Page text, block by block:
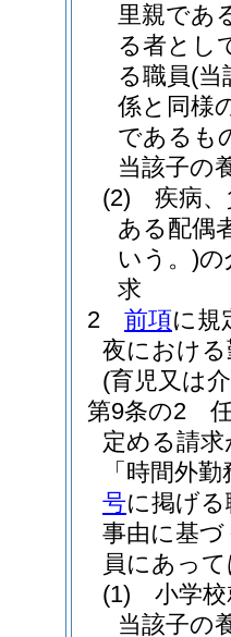
里親であ
る者とし
る職員(当
係と同様
であるも
当該子の
(2)
疾病
ある配偶
いう。)の
求
2
前項に規
夜におけ
(育児又は
第9条の2
定める請
「時間外
号に掲げ
事由に基
員にあっ
(1)
小学
当該子の